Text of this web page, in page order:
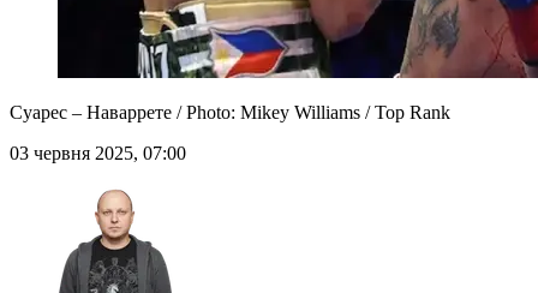
Суарес – Наваррете / Photo: Mikey Williams / Top Rank
03 червня 2025, 07:00